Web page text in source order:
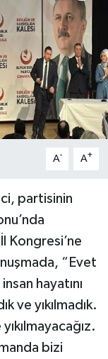
A- A+
partisinin
Kongresi’ne
“Evet
hayatını
ve yıkılmadık.
bizi